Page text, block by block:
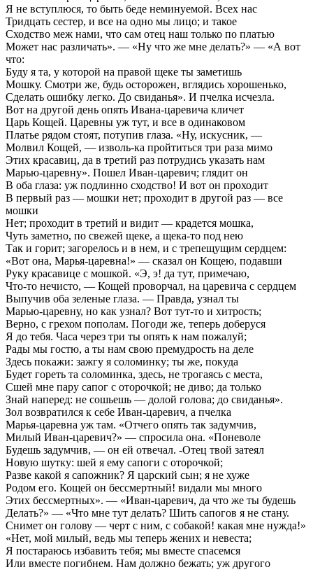
Я не вступлюся, то быть беде неминуемой. Всех нас
Тридцать сестер, и все на одно мы лицо; и такое
Сходство меж нами, что сам отец наш только по платью
Может нас различать». — «Ну что же мне делать?» — «А вот
что:
Буду я та, у которой на правой щеке ты заметишь
Мошку. Смотри же, будь осторожен, вглядись хорошенько,
Сделать ошибку легко. До свиданья». И пчелка исчезла.
Вот на другой день опять Ивана-царевича кличет
Царь Кощей. Царевны уж тут, и все в одинаковом
Платье рядом стоят, потупив глаза. «Ну, искусник, —
Молвил Кощей, — изволь-ка пройтиться три раза мимо
Этих красавиц, да в третий раз потрудись указать нам
Марью-царевну». Пошел Иван-царевич; глядит он
В оба глаза: уж подлинно сходство! И вот он проходит
В первый раз — мошки нет; проходит в другой раз — все
мошки
Нет; проходит в третий и видит — крадется мошка,
Чуть заметно, по свежей щеке, а щека-то под нею
Так и горит; загорелось и в нем, и с трепещущим сердцем:
«Вот она, Марья-царевна!» — сказал он Кощею, подавши
Руку красавице с мошкой. «Э, э! да тут, примечаю,
Что-то нечисто, — Кощей проворчал, на царевича с сердцем
Выпучив оба зеленые глаза. — Правда, узнал ты
Марью-царевну, но как узнал? Вот тут-то и хитрость;
Верно, с грехом пополам. Погоди же, теперь доберуся
Я до тебя. Часа через три ты опять к нам пожалуй;
Рады мы гостю, а ты нам свою премудрость на деле
Здесь покажи: зажгу я соломинку; ты же, покуда
Будет гореть та соломинка, здесь, не трогаясь с места,
Сшей мне пару сапог с оторочкой; не диво; да только
Знай наперед: не сошьешь — долой голова; до свиданья».
Зол возвратился к себе Иван-царевич, а пчелка
Марья-царевна уж там. «Отчего опять так задумчив,
Милый Иван-царевич?» — спросила она. «Поневоле
Будешь задумчив, — он ей отвечал. -Отец твой затеял
Новую шутку: шей я ему сапоги с оторочкой;
Разве какой я сапожник? Я царский сын; я не хуже
Родом его. Кощей он бессмертный! видали мы много
Этих бессмертных». — «Иван-царевич, да что же ты будешь
Делать?» — «Что мне тут делать? Шить сапогов я не стану.
Снимет он голову — черт с ним, с собакой! какая мне нужда!»
«Нет, мой милый, ведь мы теперь жених и невеста;
Я постараюсь избавить тебя; мы вместе спасемся
Или вместе погибнем. Нам должно бежать; уж другого